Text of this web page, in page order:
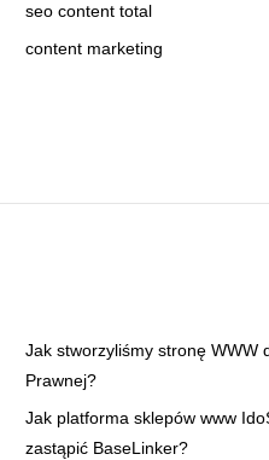
seo content total
content marketing
Jak stworzyliśmy stronę WWW
Prawnej?
Jak platforma sklepów www
zastąpić BaseLinker?